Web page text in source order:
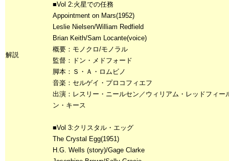
解説
■Vol 2:火星での任務
Appointment on Mars(1952)
Leslie Nielsen/William Redfield
Brian Keith/Sam Locante(voice)
概要：モノクロ/モノラル
監督：ドン・メドフォード
脚本：Ｓ・Ａ・ロムビノ
音楽：セルゲイ・プロコフィエフ
出演：レスリー・ニールセン／ウィリアム・レッドフィー
ン・キース
■Vol 3:クリスタル・エッグ
The Crystal Egg(1951)
H.G. Wells (story)/Gage Clarke